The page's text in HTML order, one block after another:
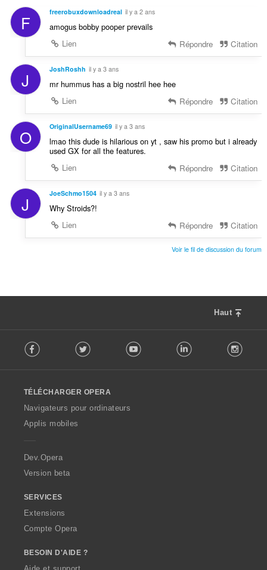
F freerobuxdownloadreal il y a 2 ans
amogus bobby pooper prevails
Lien
Répondre Citation
J JoshRoshh il y a 3 ans
mr hummus has a big nostril hee hee
Lien
Répondre Citation
O OriginalUsername69 il y a 3 ans
lmao this dude is hilarious on yt , saw his promo but i already
used GX for all the features.
Lien
Répondre Citation
J JoeSchmo1504 il y a 3 ans
Why Stroids?!
Lien
Répondre Citation
Voir le fil de discussion du forum
Haut
o
w
O
p
a
Facebook Twitter Youtube LinkedIn
TÉLÉCHARGER OPERA
Navigateurs pour ordinateurs
Applis mobiles
Dev.Opera
Version beta
SERVICES
Extensions
Compte Opera
BESOIN D'AIDE ?